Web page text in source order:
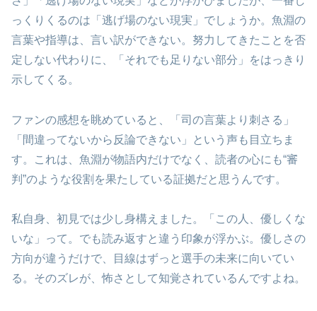
っくりくるのは「逃げ場のない現実」でしょうか。魚淵の
言葉や指導は、言い訳ができない。努力してきたことを否
定しない代わりに、「それでも足りない部分」をはっきり
示してくる。
ファンの感想を眺めていると、「司の言葉より刺さる」
「間違ってないから反論できない」という声も目立ちま
す。これは、魚淵が物語内だけでなく、読者の心にも“審
判”のような役割を果たしている証拠だと思うんです。
私自身、初見では少し身構えました。「この人、優しくな
いな」って。でも読み返すと違う印象が浮かぶ。優しさの
方向が違うだけで、目線はずっと選手の未来に向いてい
る。そのズレが、怖さとして知覚されているんですよね。